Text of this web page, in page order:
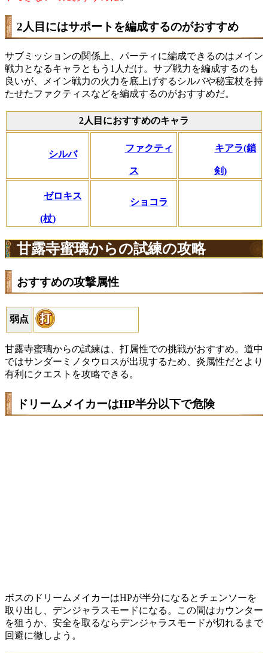
2人目にはサポートを編成するのがおすすめ
サブミッションの関係上、パーティに編成できるのはメイン
戦力となるキャラともう1人だけ。サブ戦力を編成するのも
良いが、メイン戦力の火力を底上げするシルバや秘宝杖を持
たせたファクティスなどを編成するのがおすすめだ。
2人目におすすめのキャラ
シルバ
ファクティ
ス
キアラ(鎖
剣)
ゼロキス
(杖)
ショコラ
甘露寺蜜璃からの試練の攻略
おすすめの攻撃属性
弱点
甘露寺蜜璃からの試練は、打属性での挑戦がおすすめ。道中
ではサンダーミノタウロスが出現するため、炎属性だとより
有利にクエストを攻略できる。
ドリームメイカーはHP半分以下で危険
ボスのドリームメイカーはHPが半分になるとチェンソーを
取り出し、デンジャラスモードになる。この間はカウンター
を狙うか、安全を取るならデンジャラスモードが切れるまで
回避に徹しよう。